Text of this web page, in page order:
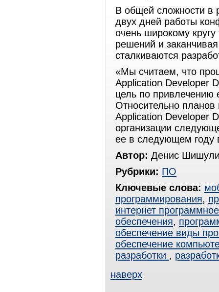
В общей сложности в
двух дней работы
очень широкому
решений и
сталкиваются
«Мы считаем, что
Application Developer
цель по привлечению
Относительно
Application Developer
организации
ее в следующем году
Автор: Денис
Рубрики: ПО
Ключевые слова:
программирования,
интернет
обеспечения,
обеспечение виды
обеспечение
разработки ,
наверх